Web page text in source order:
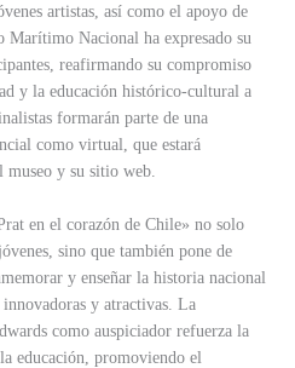
artistas, así como el apoyo de
Marítimo Nacional ha expresado su
reafirmando su compromiso
y la educación histórico-cultural a
formarán parte de una
como virtual, que estará
y su sitio web.
en el corazón de Chile» no solo
sino que también pone de
y enseñar la historia nacional
y atractivas. La
como auspiciador refuerza la
educación, promoviendo el